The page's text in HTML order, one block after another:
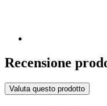
Recensione
Valuta questo prodotto